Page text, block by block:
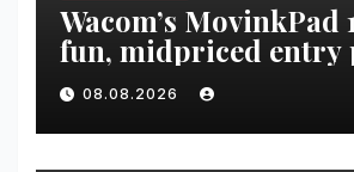
Wacom’s MovinkPad
fun, midpriced entry
digital artists |
08.08.2026